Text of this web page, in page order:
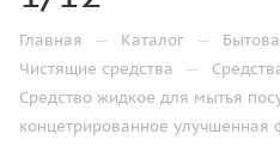
Главная — Каталог —
Чистящие средства —
Средство жидкое для мытья
концетрированное улучшенная